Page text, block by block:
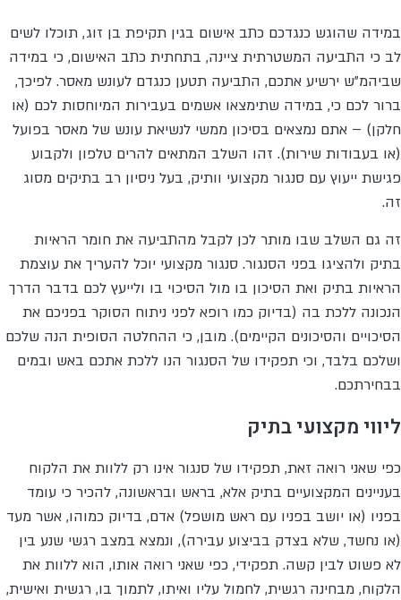
במידה שהוגש כנגדכם כתב אישום בגין תקיפת בן זוג, תוכלו לשים
לב כי התביעה המשטרתית ציינה, בתחתית כתב האישום, כי במידה
שביהמ"ש ירשיע אתכם, התביעה תטען כנגדם לעונש מאסר. לפיכך,
ברור לכם כי, במידה שתימצאו אשמים בעבירות המיוחסות לכם (או
חלקן) – אתם נמצאים בסיכון ממשי לנשיאת עונש של מאסר בפועל
(או בעבודות שירות). זהו השלב המתאים להרים טלפון ולקבוע
פגישת ייעוץ עם סנגור מקצועי וותיק, בעל ניסיון רב בתיקים מסוג
זה.
זה גם השלב שבו מותר לכן לקבל מהתביעה את חומר הראיות
בתיק ולהציגו בפני הסנגור. סנגור מקצועי יוכל להעריך את עוצמת
הראיות בתיק ואת הסיכון בו מול הסיכוי בו ולייעץ לכם בדבר הדרך
הנכונה ללכת בה (בדיוק כמו רופא לפני ניתוח הסוקר בפניכם את
הסיכויים והסיכונים הקיימים). מובן, כי ההחלטה הסופית הנה שלכם
ושלכם בלבד, וכי תפקידו של הסנגור הנו ללכת אתכם באש ובמים
בבחירתכם.
ליווי מקצועי בתיק
כפי שאני רואה זאת, תפקידו של סנגור אינו רק ללוות את הלקוח
בעניינים המקצועיים בתיק אלא, בראש ובראשונה, להכיר כי עומד
בפניו (או יושב בפניו עם ראש מושפל) אדם, בדיוק כמוהו, אשר מעד
(או נחשד, שלא בצדק בביצוע עבירה), ונמצא במצב רגשי שנע בין
לא פשוט לבין קשה. תפקידי, כפי שאני רואה אותו, הוא ללוות את
הלקוח, מבחינה רגשית, לחמול עליו ואיתו, לתמוך בו, רגשית ואישית,